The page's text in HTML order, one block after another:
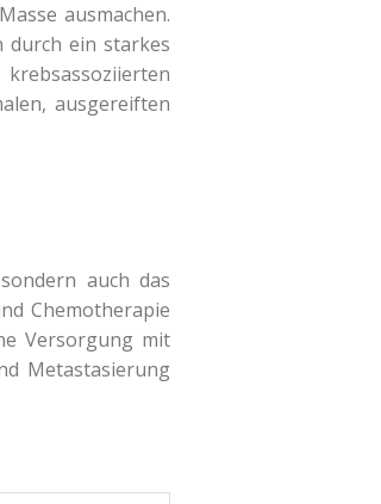
ausmachen.
durch ein starkes
ausgereiften
auch das
Chemotherapie
Versorgung mit
Metastasierung